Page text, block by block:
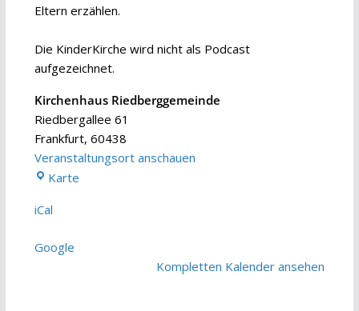
Eltern erzählen.
Die KinderKirche wird nicht als Podcast
aufgezeichnet.
Kirchenhaus Riedberggemeinde
Riedbergallee 61
Frankfurt, 60438
Veranstaltungsort anschauen
KarteKirchenhaus
iCal
Google
Kompletten Kalender ansehen